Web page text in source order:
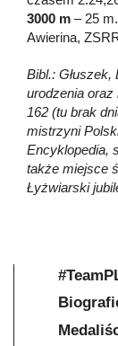
3000 m – 25
Awierina,
Bibl.: Głuszek,
urodzenia
162 (tu brak
mistrzyni
Encyklopedia,
także miejsce
Łyżwiarski